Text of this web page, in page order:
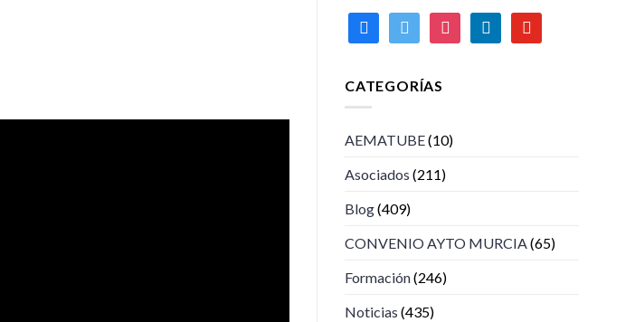
facebooktwitter instagramlinkedin youtube
CATEGORÍAS
AEMATUBE(10)
Asociados (211)
Blog(409)
CONVENIO AYTO MURCIA(65)
Formación(246)
Noticias (435)